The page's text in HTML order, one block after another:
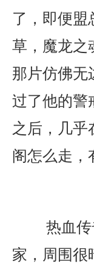
了，即便盟
草，魔龙之
那片仿佛无
过了他的警
之后，几乎
阁怎么走，
热血传
家，周围很